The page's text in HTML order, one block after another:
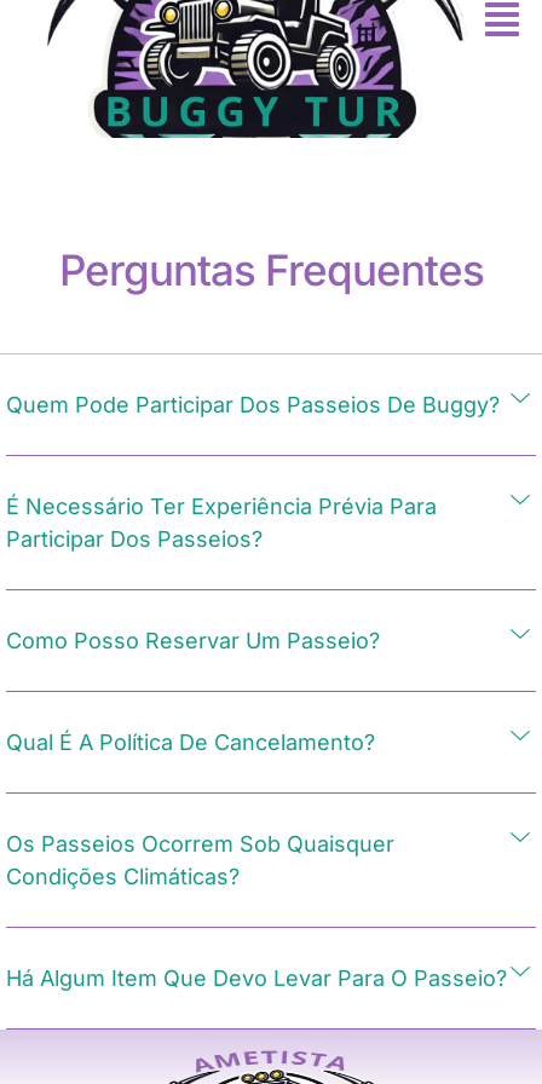
Perguntas Frequentes
Quem Pode Participar Dos Passeios De Buggy?
É Necessário Ter Experiência Prévia Para
Participar Dos Passeios?
Como Posso Reservar Um Passeio?
Qual É A Política De Cancelamento?
Os Passeios Ocorrem Sob Quaisquer
Condições Climáticas?
Há Algum Item Que Devo Levar Para O Passeio?